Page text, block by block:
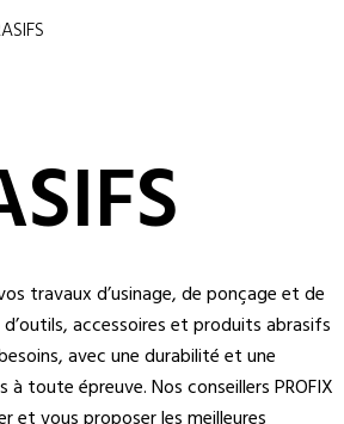
travaux d’usinage, de ponçage et de
accessoires et produits abrasifs
avec une durabilité et une
toute épreuve. Nos conseillers PROFIX